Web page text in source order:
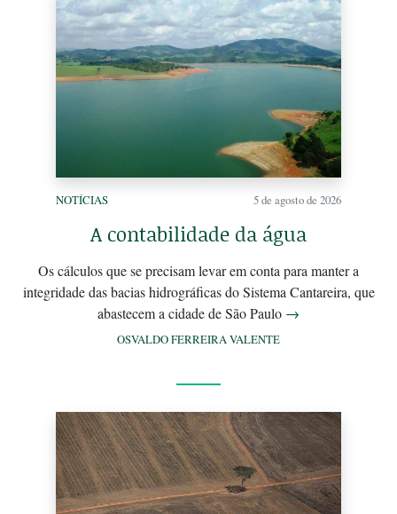
NOTÍCIAS 5 de agosto de 2026
A contabilidade da água
Os cálculos que se precisam levar em conta para manter a
integridade das bacias hidrográficas do Sistema Cantareira, que
abastecem a cidade de São Paulo →
OSVALDO FERREIRA VALENTE